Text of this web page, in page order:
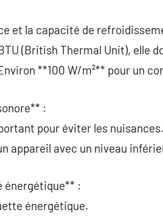
et la capacité de
(British Thermal Unit), elle
**100 W/m²** pour un
:
pour éviter les nuisances.
appareil avec un niveau
énergétique** :
énergétique.